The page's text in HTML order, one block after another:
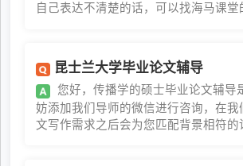
自己表达不清楚的话，可以找海马课堂
昆士兰大学毕业论文辅导
您好，传播学的硕士毕业论文辅导
妨添加我们导师的微信进行咨询，在我
文写作需求之后会为您匹配背景相符的